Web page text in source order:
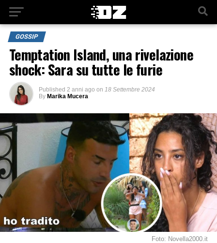
GOSSIP
Temptation Island, una rivelazione
shock: Sara su tutte le furie
Published 2 anni ago on 18 Settembre 2024
By Marika Mucera
Foto: Novella2000.it